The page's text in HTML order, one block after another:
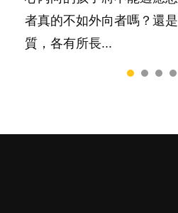
者真的不如外向者嗎？還
質，各有所長...
和心理健康。...